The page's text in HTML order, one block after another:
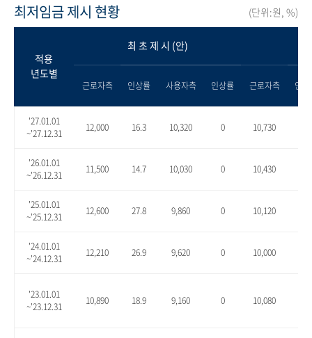
최저임금 제시 현황 (단위:원, %)
적용
년도별
최 초 제 시 (안)
근로자측 인상률 사용자측 인상률 근로자측 인
'27.01.01
~'27.12.31
12,000 16.3 10,320 0 10,730
'26.01.01
~'26.12.31
11,500 14.7 10,030 0 10,430
'25.01.01
~'25.12.31
12,600 27.8 9,860 0 10,120
'24.01.01
~'24.12.31
12,210 26.9 9,620 0 10,000
'23.01.01
~'23.12.31
10,890 18.9 9,160 0 10,080